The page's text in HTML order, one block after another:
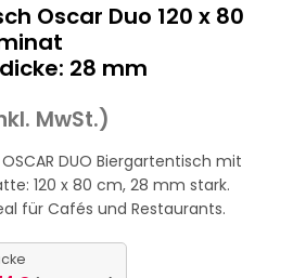
Oscar Duo 120 x 80
28 mm
MwSt.)
DUO Biergartentisch mit
120 x 80 cm, 28 mm stark.
für Cafés und Restaurants.